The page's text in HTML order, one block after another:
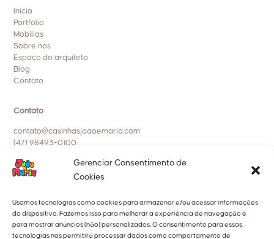
Gerenciar Consentimento de
Cookies
Usamos tecnologias como cookies para armazenar e/ou acessar informações
do dispositivo. Fazemos isso para melhorar a experiência de navegação e
para mostrar anúncios (não) personalizados. O consentimento para essas
tecnologias nos permitirá processar dados como comportamento de
Início
Portfólio
Mobílias
Sobre nós
Espaço do arquiteto
Blog
Contato
Contato
contato@casinhasjoaoemaria.com
(47) 98493-0100
Políticas da empresa
Política de cookies
Nossa Localização